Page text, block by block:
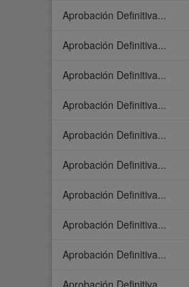
Aprobación Definitiva...
Aprobación Definitiva...
Aprobación Definitiva...
Aprobación Definitiva...
Aprobación Definitiva...
Aprobación Definitiva...
Aprobación Definitiva...
Aprobación Definitiva...
Aprobación Definitiva...
Aprobación Definitiva...